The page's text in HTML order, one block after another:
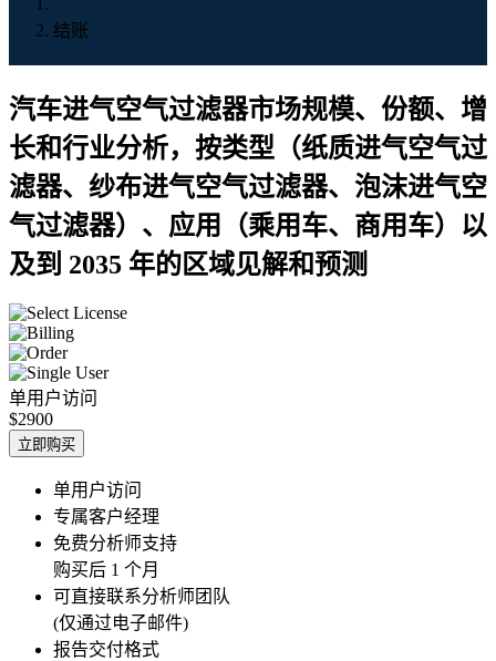
结账
汽车进气空气过滤器市场规模、份额、增
长和行业分析，按类型（纸质进气空气过
滤器、纱布进气空气过滤器、泡沫进气空
气过滤器）、应用（乘用车、商用车）以
及到 2035 年的区域见解和预测
单用户访问
$2900
立即购买
单用户访问
专属客户经理
免费分析师支持
购买后 1 个月
可直接联系分析师团队
(仅通过电子邮件)
报告交付格式